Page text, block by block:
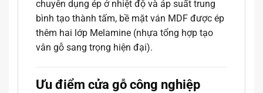
chuyên dụng ép ở nhiệt độ và áp suất trung
bình tạo thành tấm, bề mặt ván MDF được ép
thêm hai lớp Melamine (nhựa tổng hợp tạo
vân gỗ sang trọng hiện đại).
Ưu điểm cửa gỗ công nghiệp